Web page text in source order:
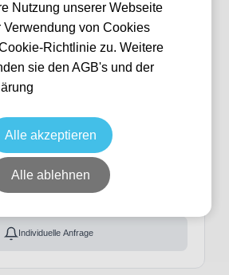
10 verfügbar
Stadio Diego Armando Maradona
Hotel
Individuelle Anfrage
Nutzung unserer Webseite
Verwendung von Cookies
Richtlinie zu. Weitere
sie den AGB's und der
Alle akzeptieren
Alle ablehnen